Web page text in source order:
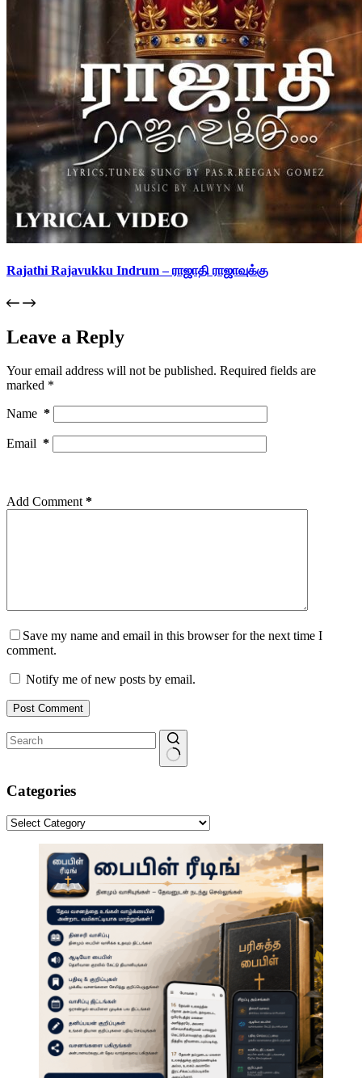
Rajathi Rajavukku Indrum – ராஜாதி ராஜாவுக்கு
Leave a Reply
Your email address will not be published. Required fields are
marked *
Name *
Email *
Add Comment*
Save my name and email in this browser for the next time I
comment.
Notify me of new posts by email.
Post Comment
results
Categories
Categories